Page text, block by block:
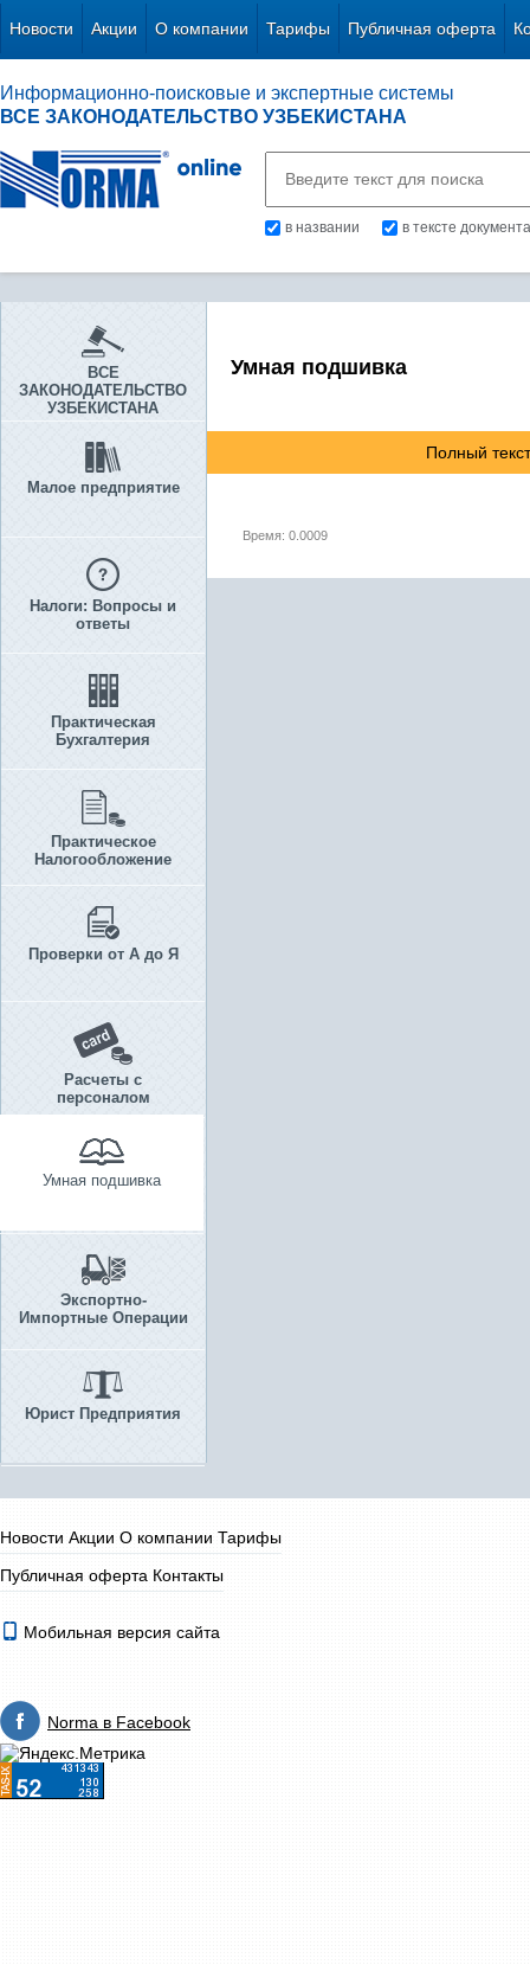
Новости Акции О компании Тарифы Публичная оферта
Информационно-поисковые и экспертные системы
ВСЕ ЗАКОНОДАТЕЛЬСТВО УЗБЕКИСТАНА
в названии в тексте документа
ВСЕ
ЗАКОНОДАТЕЛЬСТВО
УЗБЕКИСТАНА
Малое предприятие
Налоги: Вопросы и
ответы
Практическая
Бухгалтерия
Практическое
Налогообложение
Проверки от А до Я
Расчеты с
персоналом
Умная подшивка
Экспортно-
Импортные Операции
Юрист Предприятия
Умная подшивка
Полный
Время: 0.0009
Новости Акции О компании Тарифы
Публичная оферта Контакты
Мобильная версия сайта
Norma в Facebook